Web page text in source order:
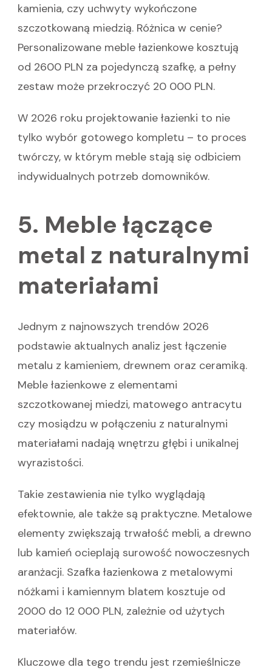
kamienia, czy uchwyty wykończone
szczotkowaną miedzią. Różnica w cenie?
Personalizowane meble łazienkowe kosztują
od 2600 PLN za pojedynczą szafkę, a pełny
zestaw może przekroczyć 20 000 PLN.
W 2026 roku projektowanie łazienki to nie
tylko wybór gotowego kompletu – to proces
twórczy, w którym meble stają się odbiciem
indywidualnych potrzeb domowników.
5. Meble łączące
metal z naturalnymi
materiałami
Jednym z najnowszych trendów 2026
podstawie aktualnych analiz jest łączenie
metalu z kamieniem, drewnem oraz ceramiką.
Meble łazienkowe z elementami
szczotkowanej miedzi, matowego antracytu
czy mosiądzu w połączeniu z naturalnymi
materiałami nadają wnętrzu głębi i unikalnej
wyrazistości.
Takie zestawienia nie tylko wyglądają
efektownie, ale także są praktyczne. Metalowe
elementy zwiększają trwałość mebli, a drewno
lub kamień ocieplają surowość nowoczesnych
aranżacji. Szafka łazienkowa z metalowymi
nóżkami i kamiennym blatem kosztuje od
2000 do 12 000 PLN, zależnie od użytych
materiałów.
Kluczowe dla tego trendu jest rzemieślnicze